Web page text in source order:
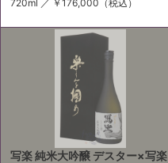
720ml ／ ￥176,000 （税込）
写楽 純米大吟醸 デスター×写楽